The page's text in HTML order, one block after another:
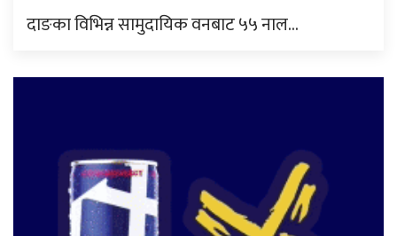
दाङका विभिन्न सामुदायिक वनबाट ५५ नाल…